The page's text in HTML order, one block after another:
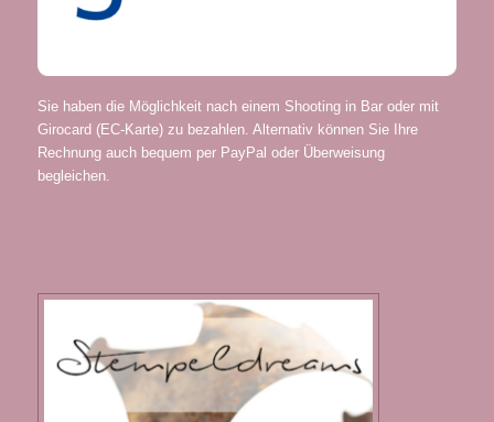
Sie haben die Möglichkeit nach einem Shooting in Bar oder mit
Girocard (EC-Karte) zu bezahlen. Alternativ können Sie Ihre
Rechnung auch bequem per PayPal oder Überweisung
begleichen.